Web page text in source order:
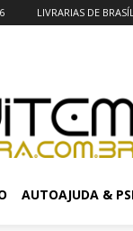
LIVRARIAS DE
AUTOAJUDA &